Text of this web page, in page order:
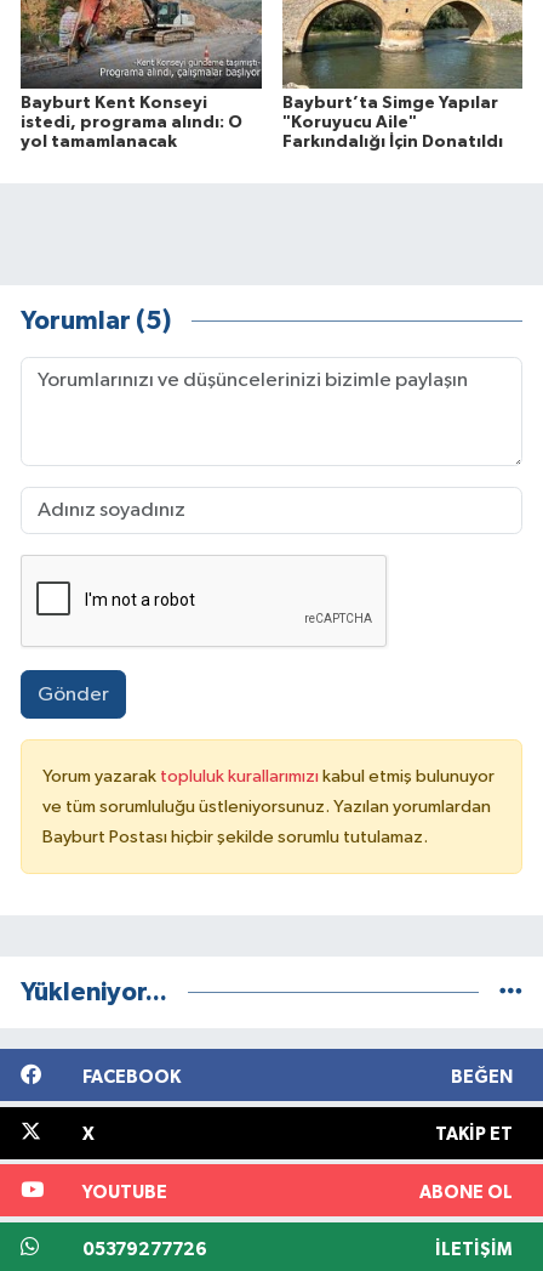
Bayburt Kent Konseyi
istedi, programa alındı: O
yol tamamlanacak
Bayburt’ta Simge Yapılar
"Koruyucu Aile"
Farkındalığı İçin Donatıldı
Yorumlar (5)
Gönder
Yorum yazarak topluluk kurallarımızı kabul etmiş bulunuyor
ve tüm sorumluluğu üstleniyorsunuz. Yazılan yorumlardan
Bayburt Postası hiçbir şekilde sorumlu tutulamaz.
Yükleniyor...
FACEBOOK BEĞEN
X TAKIP ET
YOUTUBE ABONE OL
05379277726 İLETIŞIM